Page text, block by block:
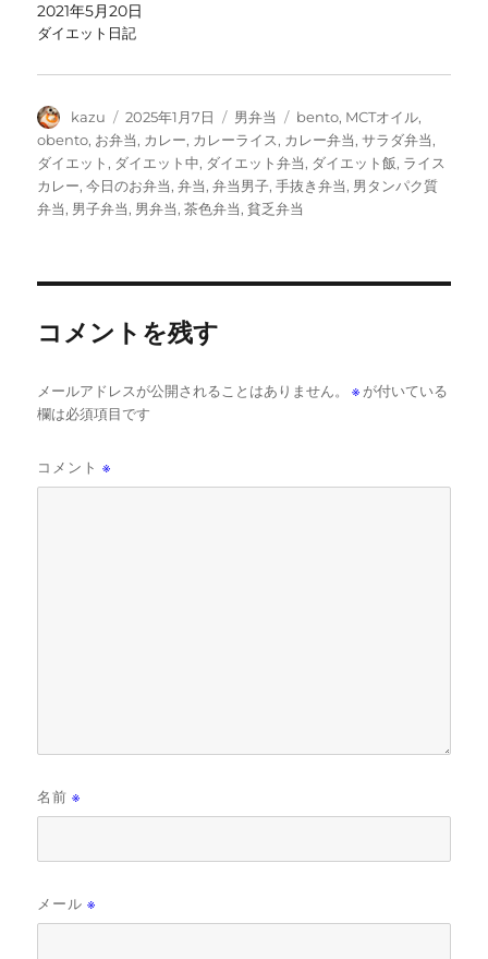
2021年5月20日
ダイエット日記
投
稿
者
kazu
投
稿
日:
2025年1月7日
カ
テ
ゴ
リ
ー
男弁当
タ
グ
bento, MCTオイル,
obento, お弁当, カレー, カレーライス, カレー弁当,サラダ弁当,
ダイエット, ダイエット中, ダイエット弁当, ダイエット飯, ライス
カレー,今日のお弁当,弁当,弁当男子,手抜き弁当, 男タンパク質
弁当, 男子弁当, 男弁当,茶色弁当,貧乏弁当
コメントを残す
メールアドレスが公開されることはありません。 ※が付いている
欄は必須項目です
コメント※
名前※
メール※